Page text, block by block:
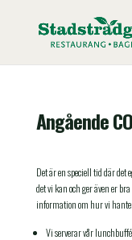
Angående
Det är en speciell tid där det
det vi kan och ger även er
information om hur vi
Vi serverar vår